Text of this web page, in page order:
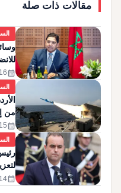
مقالات ذات صلة
غزة
calendar_month
16 Jul, 2026
من
calendar_month
15 Jul, 2026
calendar_month
14 Jul, 2026